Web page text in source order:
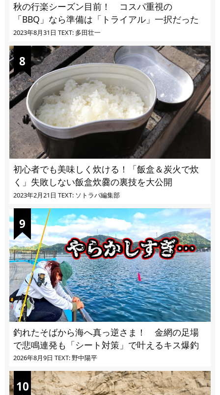
秋の行楽シーズン目前！ コスパ重視の
「BBQ」なら準備は「トライアル」一択だった
2023年8月31日 TEXT: 多田壮一
初心者でも美味しく炊ける！「飯盒＆炭火で炊
く」失敗しない飯盒炊爨の裏技を大公開
2023年2月21日 TEXT: ソトラバ編集部
釣れたそばから海へ真っ逆さま！ 金網の足場
で悲鳴連発も「シート対策」で叶えるキス爆釣
2026年8月9日 TEXT: 野中陽平